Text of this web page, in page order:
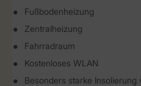
Fußbodenheizung
Zentralheizung
Fahrradraum
Kostenloses WLAN
Besonders starke Insolierung